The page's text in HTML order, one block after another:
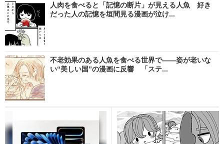
人肉を食べると「記憶の断片」が見える人魚 好き
だった人の記憶を垣間見る漫画が泣け...
不老効果のある人魚を食べる世界で――姿が老いな
い“美しい国”の漫画に反響 「ステ...